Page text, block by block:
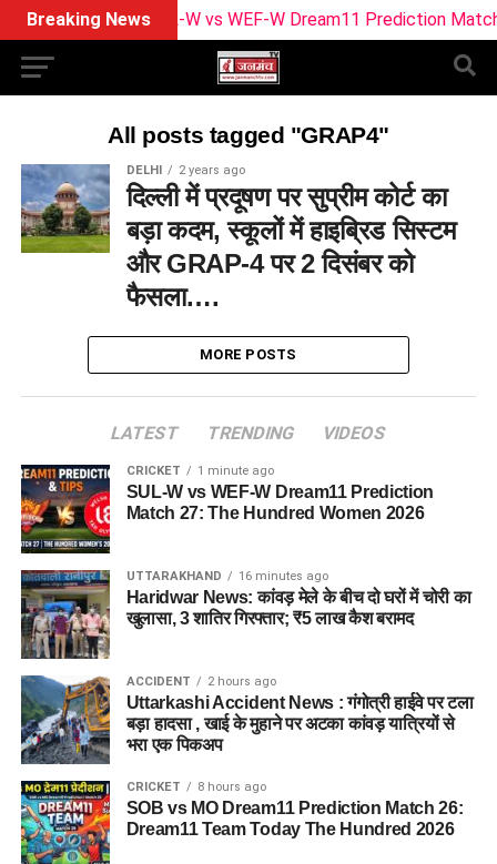
Breaking NewsSUL-W vs WEF-W Dream11 Prediction Match
All posts tagged "GRAP4"
DELHI 2 years ago
दिल्ली में प्रदूषण पर सुप्रीम कोर्ट का
बड़ा कदम, स्कूलों में हाइब्रिड सिस्टम
और GRAP-4 पर 2 दिसंबर को
फैसला….
MORE POSTS
LATEST TRENDING VIDEOS
CRICKET 1 minute ago
SUL-W vs WEF-W Dream11 Prediction
Match 27: The Hundred Women 2026
UTTARAKHAND 16 minutes ago
Haridwar News: कांवड़ मेले के बीच दो घरों में चोरी का
खुलासा, 3 शातिर गिरफ्तार; ₹5 लाख कैश बरामद
ACCIDENT 2 hours ago
Uttarkashi Accident News : गंगोत्री हाईवे पर टला
बड़ा हादसा , खाई के मुहाने पर अटका कांवड़ यात्रियों से
भरा एक पिकअप
CRICKET 8 hours ago
SOB vs MO Dream11 Prediction Match 26:
Dream11 Team Today The Hundred 2026